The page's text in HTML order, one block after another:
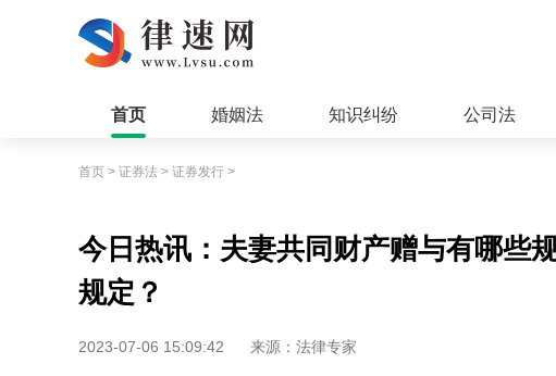
首页 婚姻法 知识纠纷 公司法
首页 > 证券法 > 证券发行 >
今日热讯：夫妻共同财产赠与有哪些
规定？
2023-07-06 15:09:42 来源：法律专家